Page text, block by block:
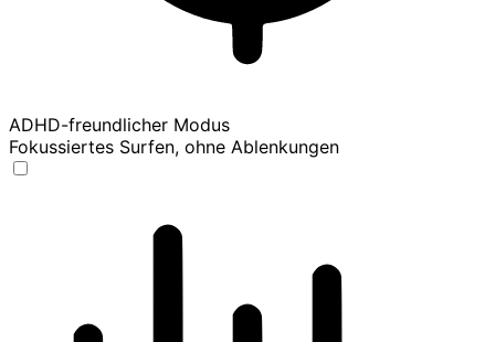
ADHD-freundlicher Modus
Fokussiertes Surfen, ohne Ablenkungen